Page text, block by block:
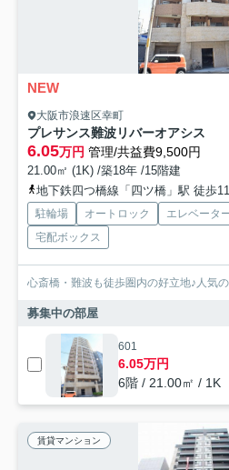
NEW
大阪市浪速区幸町
プレサンス難波リバーオアシス
6.05万円 管理/共益費9,500円
21.00㎡ (1K) /築18年 /15階建
地下鉄四つ橋線「四ツ橋」駅 徒歩
駐輪場 オートロック エレベータ
宅配ボックス
心斎橋・難波も徒歩圏内の好立地♪人気
募集中の部屋
601
6.05万円
6階 / 21.00㎡ / 1K
賃貸マンション